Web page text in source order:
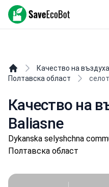
SaveEcoBot
Качество на
Полтавска област
Качество на
Baliasne
Dykanska selyshchna
Полтавска област